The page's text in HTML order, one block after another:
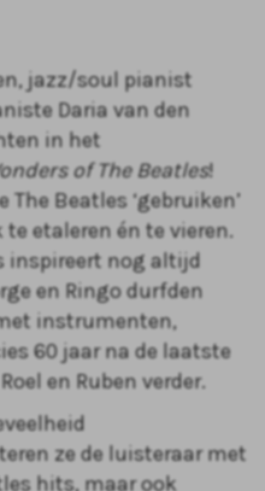
jazz/soul pianist
Daria van den
in het
of The Beatles!
Beatles ‘gebruiken’
etaleren én te vieren.
inspireert nog altijd
en Ringo durfden
instrumenten,
60 jaar na de laatste
en Ruben verder.
ze de luisteraar met
hits, maar ook